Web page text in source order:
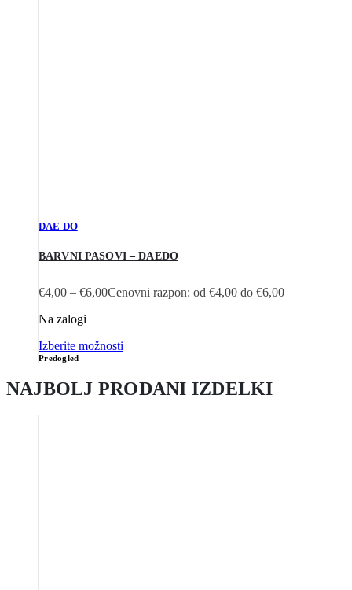
DAE DO
BARVNI PASOVI – DAEDO
€4,00 – €6,00Cenovni razpon: od €4,00 do €6,00
Na zalogi
Izberite možnosti
Predogled
NAJBOLJ PRODANI IZDELKI